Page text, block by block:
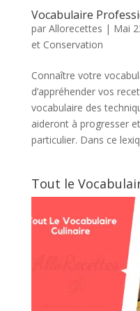
Vocabulaire
par Allorecettes | Mai
et Conservation
Connaître votre
d’appréhender vos
vocabulaire des
aideront à progresser
particulier. Dans ce
Tout le